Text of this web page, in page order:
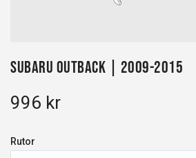
Subaru Outback | 2009-2015
996 kr
Rutor